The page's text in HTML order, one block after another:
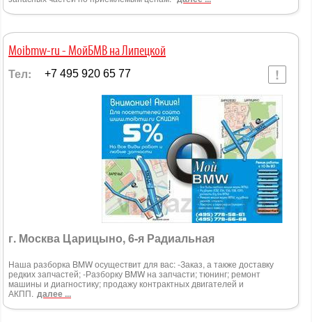
Moibmw-ru - МойБМВ на Липецкой
Тел: +7 495 920 65 77
г. Москва Царицыно, 6-я Радиальная
Наша разборка BMW осуществит для вас: -Заказ, а также доставку
редких запчастей; -Разборку BMW на запчасти; тюнинг; ремонт
машины и диагностику; продажу контрактных двигателей и
АКПП. далее ...